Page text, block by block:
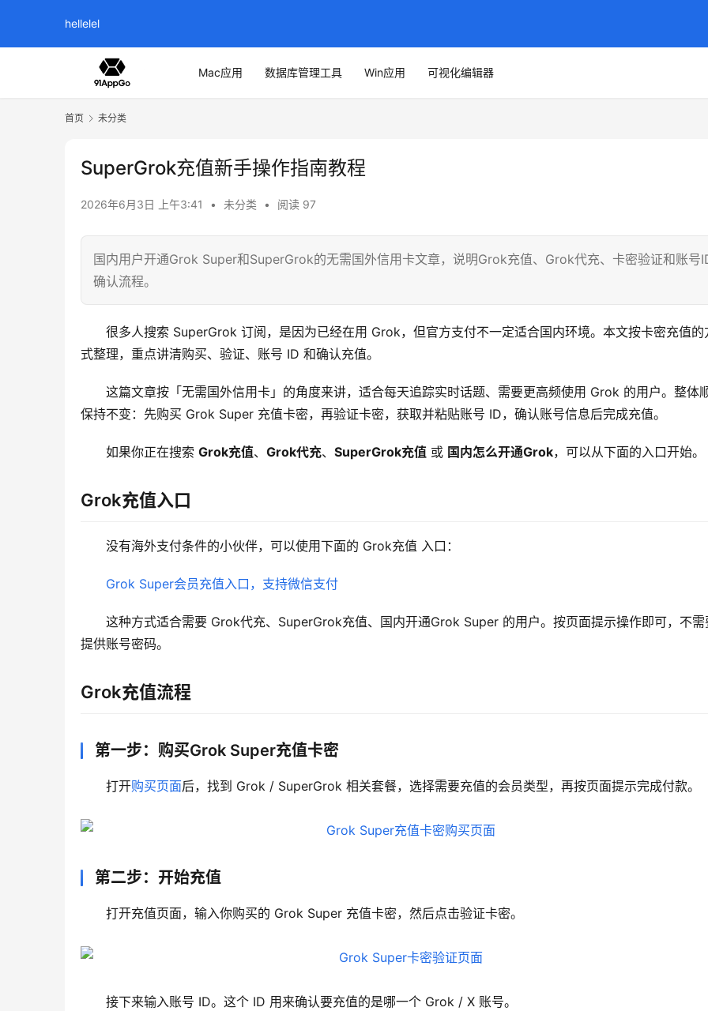
Mac应用 数据库管理工具 Win应用 可视化编辑器
首页 未分类
SuperGrok充值新手操作指南教程
2026年6月3日 上午3:41 • 未分类 • 阅读 97
国内用户开通Grok Super和SuperGrok的无需国外信用卡文章，说明Grok充值、Grok代充、卡密验证和账号
确认流程。
很多人搜索 SuperGrok 订阅，是因为已经在用 Grok，但官方支付不一定适合国内环境。本文按卡密充值的
式整理，重点讲清购买、验证、账号 ID 和确认充值。
这篇文章按「无需国外信用卡」的角度来讲，适合每天追踪实时话题、需要更高频使用 Grok 的用户。整体
保持不变：先购买 Grok Super 充值卡密，再验证卡密，获取并粘贴账号 ID，确认账号信息后完成充值。
如果你正在搜索 Grok充值、 Grok代充、 SuperGrok充值 或 国内怎么开通Grok，可以从下面的入口开始。
Grok充值入口
没有海外支付条件的小伙伴，可以使用下面的 Grok充值 入口：
Grok Super会员充值入口，支持微信支付
这种方式适合需要 Grok代充、SuperGrok充值、国内开通Grok Super 的用户。按页面提示操作即可，不需
提供账号密码。
Grok充值流程
第一步：购买Grok Super充值卡密
打开购买页面后，找到 Grok / SuperGrok 相关套餐，选择需要充值的会员类型，再按页面提示完成付款。
第二步：开始充值
打开充值页面，输入你购买的 Grok Super 充值卡密，然后点击验证卡密。
接下来输入账号 ID。这个 ID 用来确认要充值的是哪一个 Grok / X 账号。
hellelel